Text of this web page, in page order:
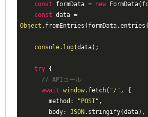
const formData = new FormData(
const
data =
Object
console. log (data);
try {
// APIコール
await window.fetch( "/" , {
        method:
"POST" ,
        body:
JSON .stringify(data),